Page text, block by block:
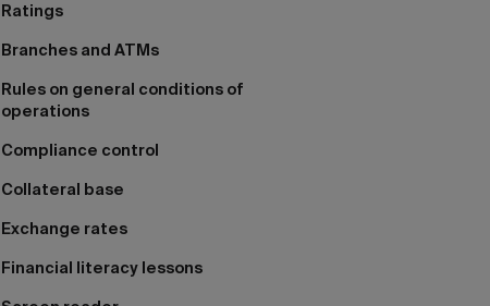
Ratings
Branches and ATMs
Rules on general conditions of
operations
Compliance control
Collateral base
Exchange rates
Financial literacy lessons